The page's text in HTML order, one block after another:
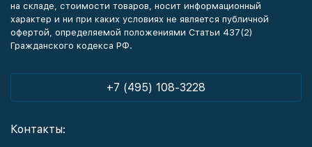
на складе, стоимости товаров, носит информационный
характер и ни при каких условиях не является публичной
офертой, определяемой положениями Статьи 437(2)
Гражданского кодекса РФ.
+7 (495) 108-3228
Контакты: